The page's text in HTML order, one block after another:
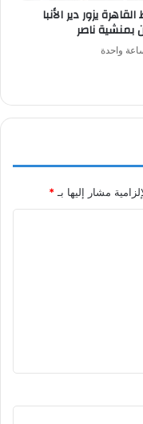
يزور دير الأنبا
ناصر
واحدة
مشار إليها بـ *